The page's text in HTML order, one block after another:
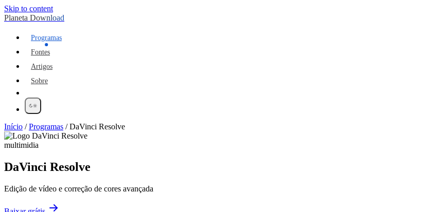
Skip to content
Planeta Download
Programas
Fontes
Artigos
Sobre
Início /Programas /DaVinci Resolve
multimidia
DaVinci Resolve
Edição de vídeo e correção de cores avançada